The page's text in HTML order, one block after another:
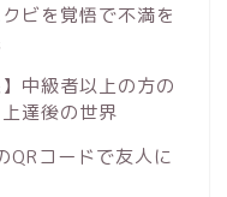
ビを覚悟で不満を
中級者以上の方の
達後の世界
QRコードで友人に